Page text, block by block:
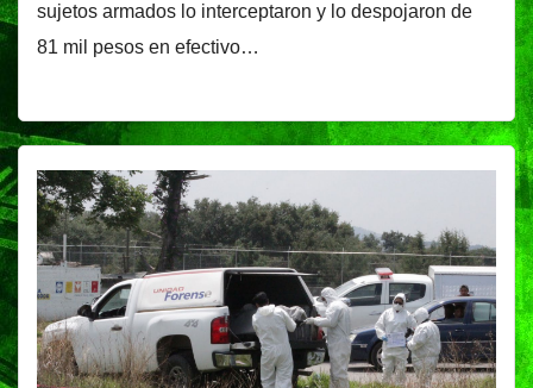
sujetos armados lo interceptaron y lo despojaron de
81 mil pesos en efectivo…